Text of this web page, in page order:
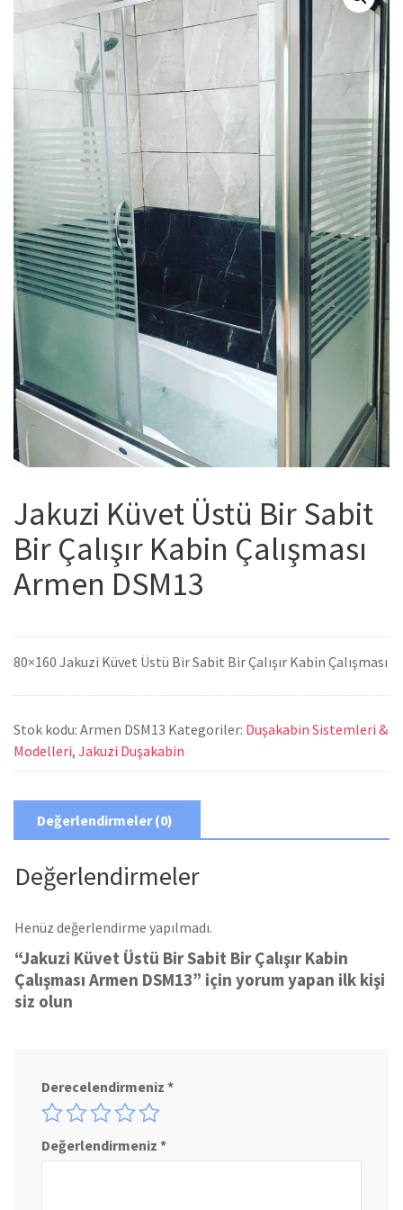
Jakuzi Küvet Üstü Bir Sabit
Bir Çalışır Kabin Çalışması
Armen DSM13
80×160 Jakuzi Küvet Üstü Bir Sabit Bir Çalışır Kabin Çalışması
Stok kodu: Armen DSM13 Kategoriler: Duşakabin Sistemleri &
Modelleri, Jakuzi Duşakabin
Değerlendirmeler (0)
Değerlendirmeler
Henüz değerlendirme yapılmadı.
“Jakuzi Küvet Üstü Bir Sabit Bir Çalışır Kabin
Çalışması Armen DSM13” için yorum yapan ilk kişi
siz olun
Derecelendirmeniz *
Değerlendirmeniz *